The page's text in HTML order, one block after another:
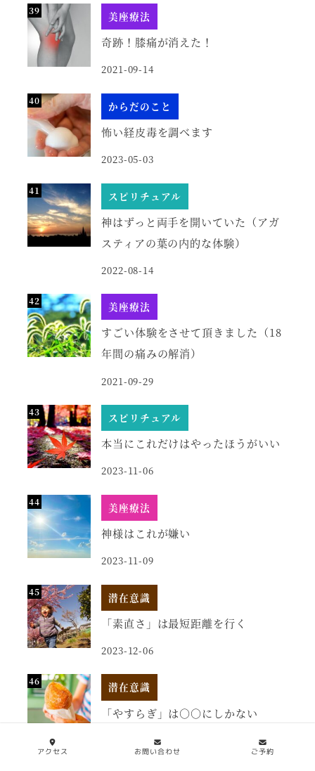
美座療法
奇跡！膝痛が消えた！
2021-09-14
からだのこと
怖い経皮毒を調べます
2023-05-03
スピリチュアル
神はずっと両手を開いていた（アガ
スティアの葉の内的な体験）
2022-08-14
美座療法
すごい体験をさせて頂きました（18
年間の痛みの解消）
2021-09-29
スピリチュアル
本当にこれだけはやったほうがいい
2023-11-06
美座療法
神様はこれが嫌い
2023-11-09
潜在意識
「素直さ」は最短距離を行く
2023-12-06
潜在意識
「やすらぎ」は○○にしかない
2024-01-30
アクセス お問い合わせ ご予約